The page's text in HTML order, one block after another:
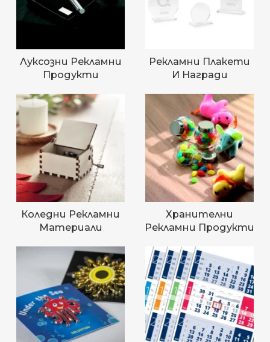
Луксозни Рекламни
Продукти
Рекламни Плакети
И Награди
Коледни Рекламни
Материали
Хранителни
Рекламни Продукти